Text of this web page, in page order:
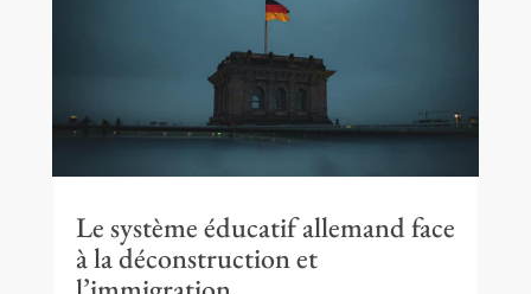
Le système éducatif allemand face
à la déconstruction et